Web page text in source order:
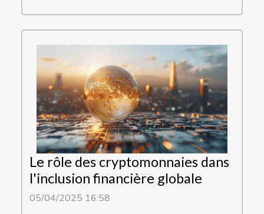
Le rôle des cryptomonnaies dans
l'inclusion financière globale
05/04/2025 16:58